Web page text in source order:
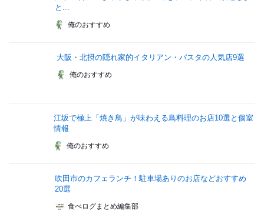
と...
俺のおすすめ
大阪・北摂の隠れ家的イタリアン・パスタの人気店9選
俺のおすすめ
江坂で極上「焼き鳥」が味わえる鳥料理のお店10選と個室
情報
俺のおすすめ
吹田市のカフェランチ！駐車場ありのお店などおすすめ
20選
食べログまとめ編集部